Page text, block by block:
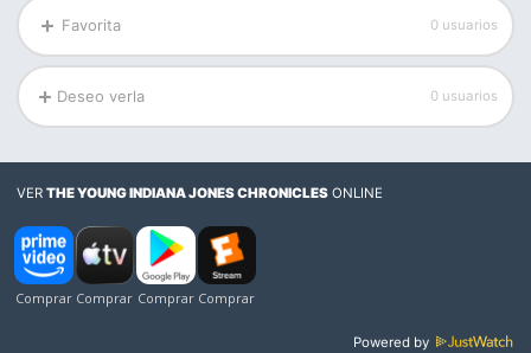
Favorita 0 usuarios
Deseo verla 0 usuarios
VERTHE YOUNG INDIANA JONES CHRONICLES ONLINE
Powered by